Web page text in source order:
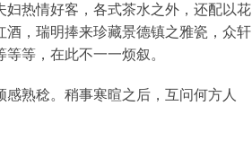
热情好客，各式茶水之外，还配以花
，瑞明捧来珍藏景德镇之雅瓷，众轩
等，在此不一一烦叙。
熟稔。稍事寒暄之后，互问何方人